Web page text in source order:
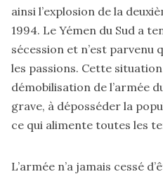
ainsi l’explosion de la
1994. Le Yémen du Sud a
sécession et n’est parvenu
les passions. Cette
démobilisation de l’armée
grave, à déposséder la
ce qui alimente toutes les
L’armée n’a jamais cessé